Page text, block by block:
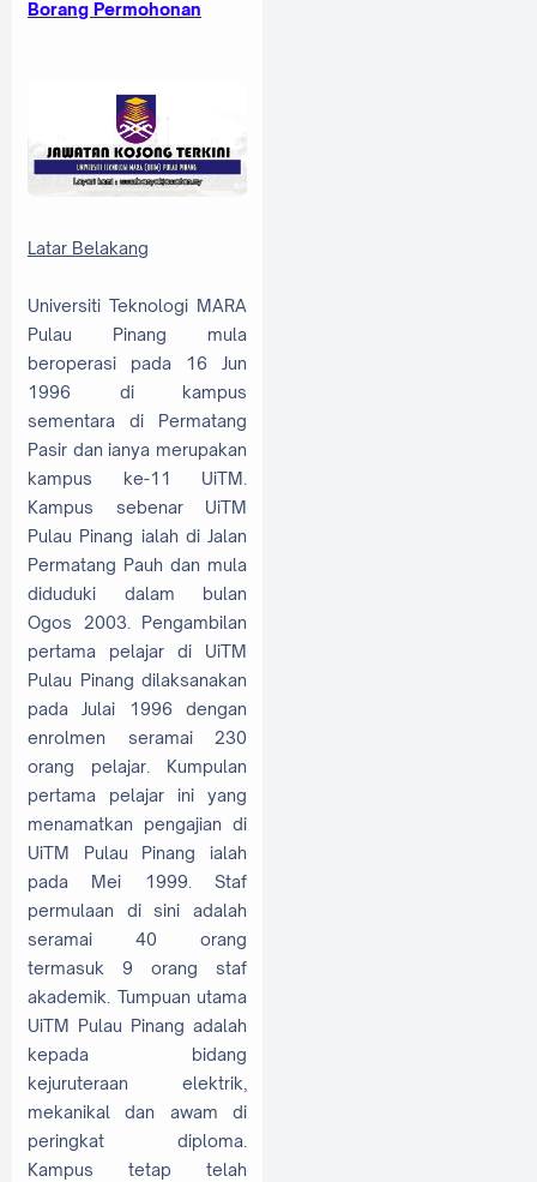
Borang Permohonan
Latar Belakang
Universiti Teknologi MARA
Pulau Pinang mula
beroperasi pada 16 Jun
1996 di kampus
sementara di Permatang
Pasir dan ianya merupakan
kampus ke-11 UiTM.
Kampus sebenar UiTM
Pulau Pinang ialah di Jalan
Permatang Pauh dan mula
diduduki dalam bulan
Ogos 2003. Pengambilan
pertama pelajar di UiTM
Pulau Pinang dilaksanakan
pada Julai 1996 dengan
enrolmen seramai 230
orang pelajar. Kumpulan
pertama pelajar ini yang
menamatkan pengajian di
UiTM Pulau Pinang ialah
pada Mei 1999. Staf
permulaan di sini adalah
seramai 40 orang
termasuk 9 orang staf
akademik. Tumpuan utama
UiTM Pulau Pinang adalah
kepada bidang
kejuruteraan elektrik,
mekanikal dan awam di
peringkat diploma.
Kampus tetap telah